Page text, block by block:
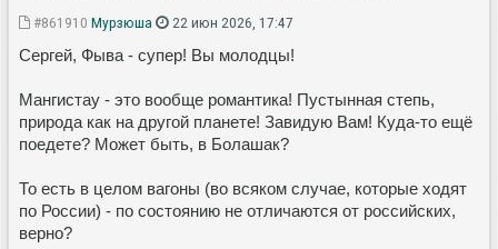
#861910 Мурзюша 22 июн 2026, 17:47
Сергей, Фыва - супер! Вы молодцы!
Мангистау - это вообще романтика! Пустынная степь,
природа как на другой планете! Завидую Вам! Куда-то ещё
поедете? Может быть, в Болашак?
То есть в целом вагоны (во всяком случае, которые ходят
по России) - по состоянию не отличаются от российских,
верно?